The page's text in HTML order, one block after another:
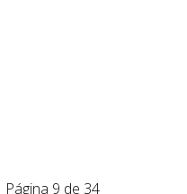
Página 9 de 34